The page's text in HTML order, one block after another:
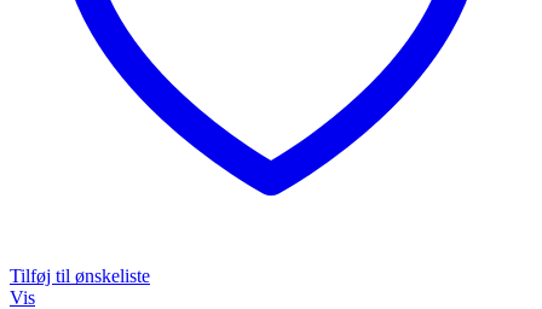
Tilføj til ønskeliste
Vis